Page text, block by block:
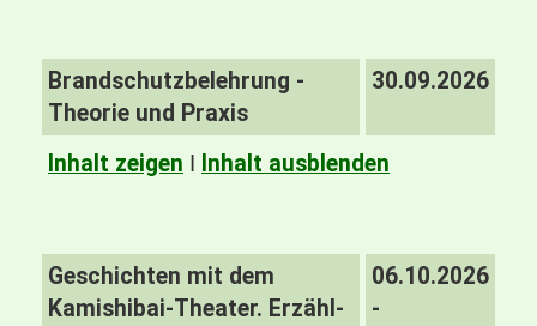
Brandschutzbelehrung -
Theorie und Praxis
30.09.2026
Inhalt zeigen I Inhalt ausblenden
Geschichten mit dem
Kamishibai-Theater. Erzähl-
06.10.2026
-